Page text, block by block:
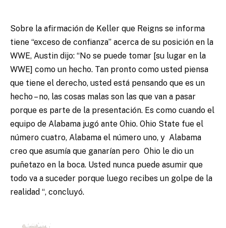
Sobre la afirmación de Keller que Reigns se informa
tiene “exceso de confianza” acerca de su posición en la
WWE, Austin dijo: “No se puede tomar [su lugar en la
WWE] como un hecho. Tan pronto como usted piensa
que tiene el derecho, usted está pensando que es un
hecho – no, las cosas malas son las que van a pasar
porque es parte de la presentación. Es como cuando el
equipo de Alabama jugó ante Ohio. Ohio State fue el
número cuatro, Alabama el número uno, y Alabama
creo que asumía que ganarían pero Ohio le dio un
puñetazo en la boca. Usted nunca puede asumir que
todo va a suceder porque luego recibes un golpe de la
realidad “, concluyó.